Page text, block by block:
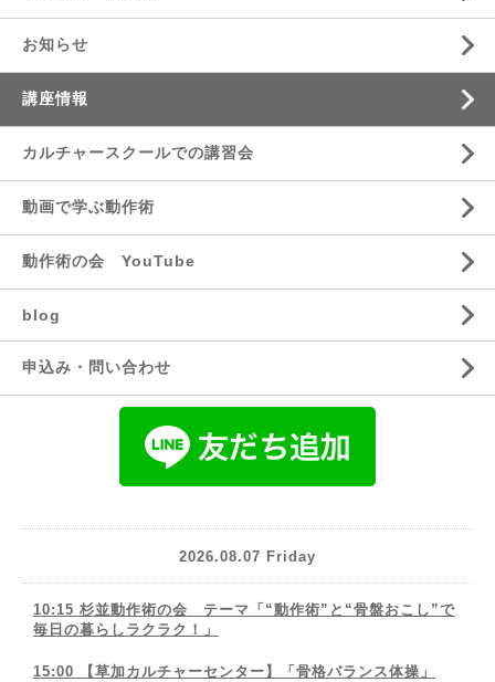
お知らせ
講座情報
カルチャースクールでの講習会
動画で学ぶ動作術
動作術の会 YouTube
blog
申込み・問い合わせ
2026.08.07 Friday
10:15 杉並動作術の会 テーマ「“動作術”と“骨盤おこし”で
毎日の暮らしラクラク！」
15:00 【草加カルチャーセンター】「骨格バランス体操」